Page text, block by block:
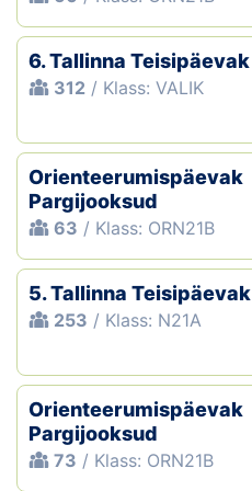
6. Tallinna Teisipäevak
312 / Klass: VALIK
Orienteerumispäevak
Pargijooksud
63 / Klass: ORN21B
5. Tallinna Teisipäevak
253 / Klass: N21A
Orienteerumispäevak
Pargijooksud
73 / Klass: ORN21B